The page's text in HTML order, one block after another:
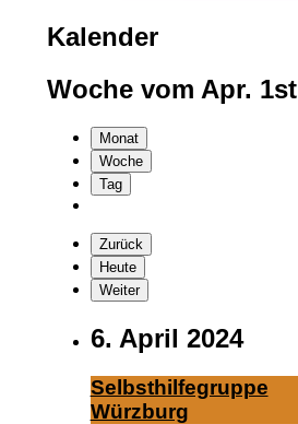
Kalender
Woche vom Apr. 1st
Monat
Woche
Tag
Zurück
Heute
Weiter
6. April 2024
Selbst­hil­fe­grup­pe
Würz­burg